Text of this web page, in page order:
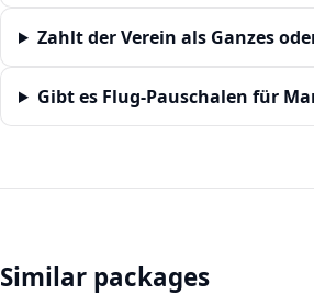
Zahlt der Verein als Ganzes
Gibt es Flug-Pauschalen für
Similar packages